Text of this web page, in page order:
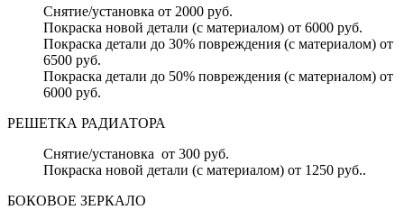
Снятие/установка от 2000 руб.
Покраска новой детали (с материалом) от 6000 руб.
Покраска детали до 30% повреждения (с материалом) от
6500 руб.
Покраска детали до 50% повреждения (с материалом) от
6000 руб.
РЕШЕТКА РАДИАТОРА
Снятие/установка от 300 руб.
Покраска новой детали (с материалом) от 1250 руб..
БОКОВОЕ ЗЕРКАЛО